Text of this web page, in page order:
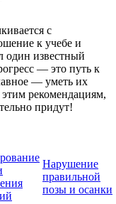
с
к учебе и
один известный
— это путь к
— уметь их
этим рекомендациям,
придут!
Нарушение
правильной
позы и осанки